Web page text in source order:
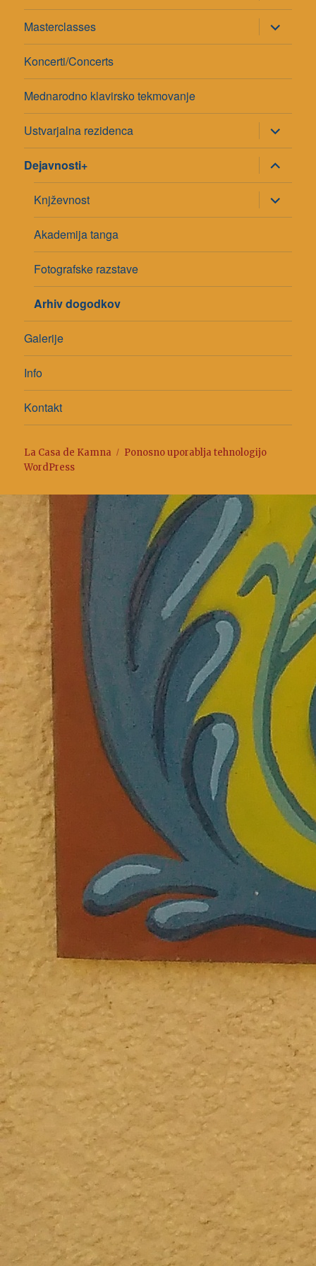
meni
Masterclasses
razširi
pod-
meni
Koncerti/Concerts
Mednarodno klavirsko tekmovanje
Ustvarjalna rezidenca razširi
pod-
meni
Dejavnosti+
razširi
pod-
meni
Knjževnost
razširi
pod-
meni
Akademija tanga
Fotografske razstave
Arhiv dogodkov
Galerije
Info
Kontakt
La Casa de Kamna
Ponosno uporablja tehnologijo
WordPress